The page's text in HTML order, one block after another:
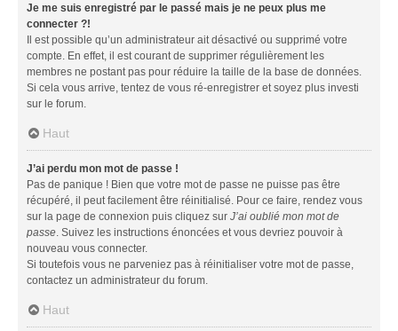
Je me suis enregistré par le passé mais je ne peux plus me
connecter ?!
Il est possible qu’un administrateur ait désactivé ou supprimé votre
compte. En effet, il est courant de supprimer régulièrement les
membres ne postant pas pour réduire la taille de la base de données.
Si cela vous arrive, tentez de vous ré-enregistrer et soyez plus investi
sur le forum.
Haut
J’ai perdu mon mot de passe !
Pas de panique ! Bien que votre mot de passe ne puisse pas être
récupéré, il peut facilement être réinitialisé. Pour ce faire, rendez vous
sur la page de connexion puis cliquez sur J’ai oublié mon mot de
passe . Suivez les instructions énoncées et vous devriez pouvoir à
nouveau vous connecter.
Si toutefois vous ne parveniez pas à réinitialiser votre mot de passe,
contactez un administrateur du forum.
Haut